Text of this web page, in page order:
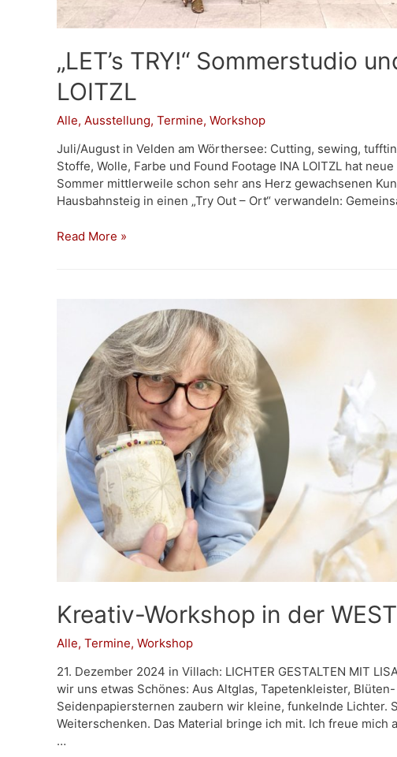
„LET’s TRY!“ Sommerstudio
LOITZL
Alle, Ausstellung, Termine, Workshop
Juli/August in Velden am Wörthersee: Cutting, sewing,
Stoffe, Wolle, Farbe und Found Footage INA LOITZL hat
Sommer mittlerweile schon sehr ans Herz gewachsenen
Hausbahnsteig in einen „Try Out – Ort“ verwandeln:
„LET’s
Read More »
Kreativ-Workshop in der
Alle, Termine, Workshop
21. Dezember 2024 in Villach: LICHTER GESTALTEN MIT
wir uns etwas Schönes: Aus Altglas, Tapetenkleister,
Seidenpapiersternen zaubern wir kleine, funkelnde Lichter.
Weiterschenken. Das Material bringe ich mit. Ich freue mich
…